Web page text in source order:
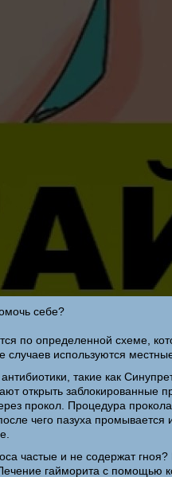
себе?
по определенной схеме,
случаев используются
такие как
открыть заблокированные
прокол. Процедура
чего пазуха
частые и не содержат
гайморита с помощью